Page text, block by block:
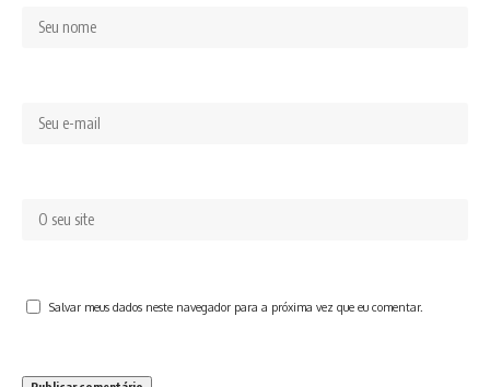
Salvar meus dados neste navegador para a próxima vez que eu comentar.